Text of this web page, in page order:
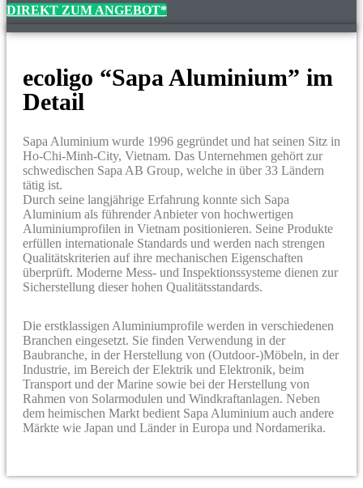
DIREKT ZUM ANGEBOT*
ecoligo “Sapa Aluminium” im
Detail
Sapa Aluminium wurde 1996 gegründet und hat seinen Sitz in
Ho-Chi-Minh-City, Vietnam. Das Unternehmen gehört zur
schwedischen Sapa AB Group, welche in über 33 Ländern
tätig ist.
Durch seine langjährige Erfahrung konnte sich Sapa
Aluminium als führender Anbieter von hochwertigen
Aluminiumprofilen in Vietnam positionieren. Seine Produkte
erfüllen internationale Standards und werden nach strengen
Qualitätskriterien auf ihre mechanischen Eigenschaften
überprüft. Moderne Mess- und Inspektionssysteme dienen zur
Sicherstellung dieser hohen Qualitätsstandards.
Die erstklassigen Aluminiumprofile werden in verschiedenen
Branchen eingesetzt. Sie finden Verwendung in der
Baubranche, in der Herstellung von (Outdoor-)Möbeln, in der
Industrie, im Bereich der Elektrik und Elektronik, beim
Transport und der Marine sowie bei der Herstellung von
Rahmen von Solarmodulen und Windkraftanlagen. Neben
dem heimischen Markt bedient Sapa Aluminium auch andere
Märkte wie Japan und Länder in Europa und Nordamerika.